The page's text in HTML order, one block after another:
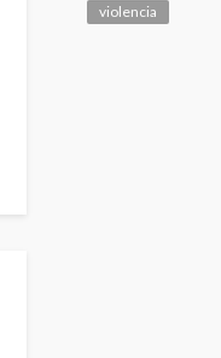
violencia